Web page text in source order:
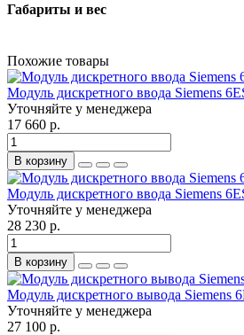
Габариты и вес
Похожие товары
Модуль дискретного ввода Siemens
Уточняйте у менеджера
17 660 р.
В корзину
Модуль дискретного ввода Siemens
Уточняйте у менеджера
28 230 р.
В корзину
Модуль дискретного вывода Siemens
Уточняйте у менеджера
27 100 р.